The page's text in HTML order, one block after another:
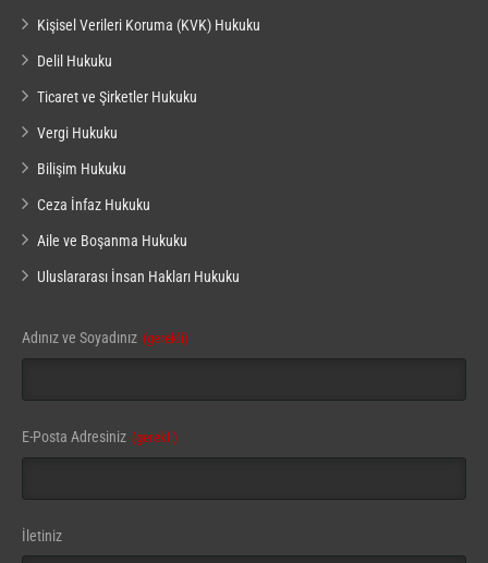
Kişisel Verileri Koruma (KVK) Hukuku
Delil Hukuku
Ticaret ve Şirketler Hukuku
Vergi Hukuku
Bilişim Hukuku
Ceza İnfaz Hukuku
Aile ve Boşanma Hukuku
Uluslararası İnsan Hakları Hukuku
Your
Website (gerekli)
Adınız ve Soyadınız (gerekli)
E-Posta Adresiniz (gerekli)
İletiniz